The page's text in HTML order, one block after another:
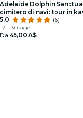
Adelaide Dolphin
cimitero di navi: tour in
5.0
(6)
12 - 30 ago
Da 45,00 A$